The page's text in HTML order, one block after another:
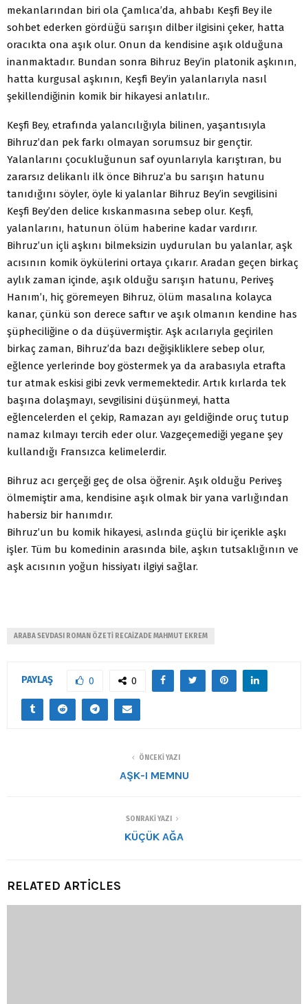
mekanlarından biri ola Çamlıca’da, ahbabı Keşfi Bey ile
sohbet ederken gördüğü sarışın dilber ilgisini çeker, hatta
oracıkta ona aşık olur. Onun da kendisine aşık olduğuna
inanmaktadır. Bundan sonra Bihruz Bey’in platonik aşkının,
hatta kurgusal aşkının, Keşfi Bey’in yalanlarıyla nasıl
şekillendiğinin komik bir hikayesi anlatılır..
Keşfi Bey, etrafında yalancılığıyla bilinen, yaşantısıyla
Bihruz’dan pek farkı olmayan sorumsuz bir gençtir.
Yalanlarını çocukluğunun saf oyunlarıyla karıştıran, bu
zararsız delikanlı ilk önce Bihruz’a bu sarışın hatunu
tanıdığını söyler, öyle ki yalanlar Bihruz Bey’in sevgilisini
Keşfi Bey’den delice kıskanmasına sebep olur. Keşfi,
yalanlarını, hatunun ölüm haberine kadar vardırır.
Bihruz’un içli aşkını bilmeksizin uydurulan bu yalanlar, aşk
acısının komik öykülerini ortaya çıkarır. Aradan geçen birkaç
aylık zaman içinde, aşık olduğu sarışın hatunu, Periveş
Hanım’ı, hiç göremeyen Bihruz, ölüm masalına kolayca
kanar, çünkü son derece saftır ve aşık olmanın kendine has
şüpheciliğine o da düşüvermiştir. Aşk acılarıyla geçirilen
birkaç zaman, Bihruz’da bazı değişikliklere sebep olur,
eğlence yerlerinde boy göstermek ya da arabasıyla etrafta
tur atmak eskisi gibi zevk vermemektedir. Artık kırlarda tek
başına dolaşmayı, sevgilisini düşünmeyi, hatta
eğlencelerden el çekip, Ramazan ayı geldiğinde oruç tutup
namaz kılmayı tercih eder olur. Vazgeçemediği yegane şey
kullandığı Fransızca kelimelerdir.
Bihruz acı gerçeği geç de olsa öğrenir. Aşık olduğu Periveş
ölmemiştir ama, kendisine aşık olmak bir yana varlığından
habersiz bir hanımdır.
Bihruz’un bu komik hikayesi, aslında güçlü bir içerikle aşkı
işler. Tüm bu komedinin arasında bile, aşkın tutsaklığının ve
aşk acısının yoğun hissiyatı ilgiyi sağlar.
ARABA SEVDASI ROMAN ÖZETİ RECAİZADE MAHMUT EKREM
PAYLAŞ 0 0
ÖNCEKI YAZI
AŞK-I MEMNU
SONRAKI YAZI
KÜÇÜK AĞA
RELATED ARTICLES